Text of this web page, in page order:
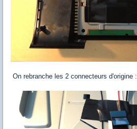
On rebranche les 2 connecteurs d'origine :